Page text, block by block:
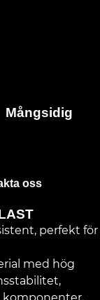
Mångsidig
perfekt för
med hög
oss